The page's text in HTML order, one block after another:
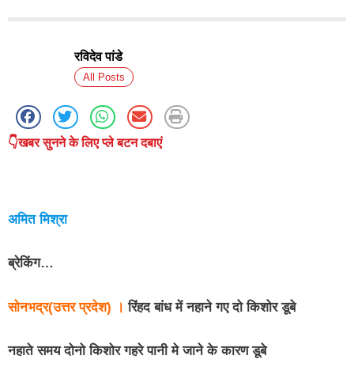
रविदेव पांडे
All Posts
👇खबर सुनने के लिए प्ले बटन दबाएं
अमित मिश्रा
ब्रेकिंग…
सोनभद्र(उत्तर प्रदेश) । रिंहद बांध में नहाने गए दो किशोर डूबे
नहाते समय दोनो किशोर गहरे पानी मे जाने के कारण डूबे